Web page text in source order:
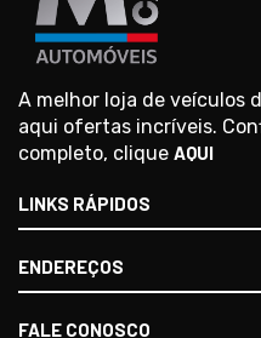
A melhor loja de veículos
aqui ofertas incríveis.
completo, clique AQUI
LINKS RÁPIDOS
ENDEREÇOS
FALE CONOSCO